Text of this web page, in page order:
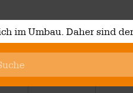
im Umbau. Daher sind